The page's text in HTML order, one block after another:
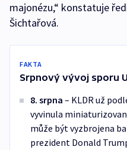
majonézu,“ konstatuje
Šichtařová.
FAKTA
Srpnový vývoj sporu
8. srpna – KLDR už
vyvinula
může být vyzbrojena
prezident Donald